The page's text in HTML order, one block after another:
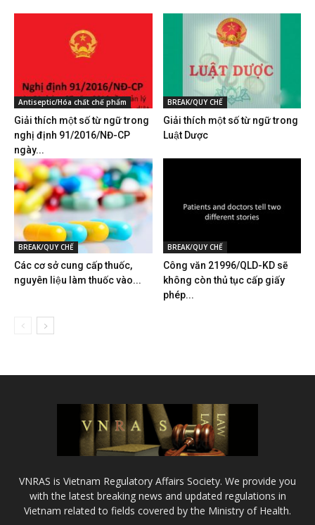
Antiseptic/Hóa chất chế phẩm
Giải thích một số từ ngữ trong
nghị định 91/2016/NĐ-CP
ngày...
BREAK/QUY CHẾ
Giải thích một số từ ngữ trong
Luật Dược
BREAK/QUY CHẾ
Các cơ sở cung cấp thuốc,
nguyên liệu làm thuốc vào...
BREAK/QUY CHẾ
Công văn 21996/QLD-KD sẽ
không còn thủ tục cấp giấy
phép...
VNRAS is Vietnam Regulatory Affairs Society. We provide you
with the latest breaking news and updated regulations in
Vietnam related to fields covered by the Ministry of Health.